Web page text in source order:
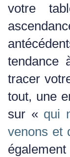
votre
tendance
tracer
tout, une
sur « qui
venons et